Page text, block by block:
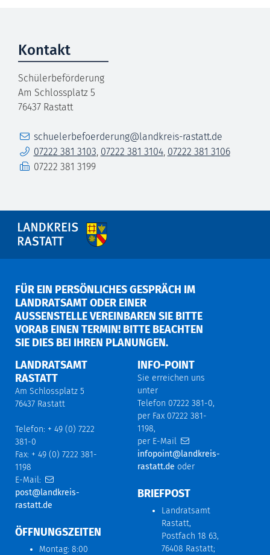
Kontakt
Schülerbeförderung
Am Schlossplatz 5
76437 Rastatt
E-Mailschuelerbefoerderung@landkreis-rastatt.de
Telefon07222 381 3103, 07222 381 3104, 07222 381 3106
Fax 07222 381 3199
FÜR EIN PERSÖNLICHES GESPRÄCH IM
LANDRATSAMT ODER EINER
AUSSENSTELLE VEREINBAREN SIE BITTE V
ORAB EINEN TERMIN! BITTE BEACHTEN S
IE DIES BEI IHREN PLANUNGEN.
LANDRATSAMT
RASTATT
Am Schlossplatz 5
76437 Rastatt
Telefon: + 49 (0) 7222
381-0
Fax: + 49 (0) 7222 381-
1198
E-Mail:
post@landkreis-
rastatt.de
ÖFFNUNGSZEITEN
Montag: 8:00
INFO-POINT
Sie erreichen uns
unter
Telefon 07222 381-0,
per Fax 07222 381-
1198,
per E-Mail
infopoint@landkreis-
rastatt.de oder
BRIEFPOST
Landratsamt
Rastatt,
Postfach 18 63,
76408 Rastatt;